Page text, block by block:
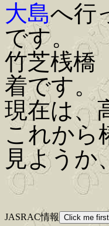
大島へ行
です。
竹芝桟橋
着です。
現在は、
これから
見ようか
JASRAC情報